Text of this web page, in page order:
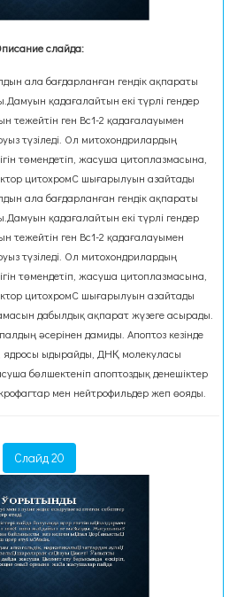
слайда:
ала бағдарланған гендік ақпараты
қадағалайтын екі түрлі гендер
тежейтін ген Вс1-2 қадағалауымен
түзіледі. Ол митохондрилардың
төмендетіп, жасуша цитоплазмасына,
цитохромС шығарылуын азайтады
ала бағдарланған гендік ақпараты
қадағалайтын екі түрлі гендер
тежейтін ген Вс1-2 қадағалауымен
түзіледі. Ол митохондрилардың
төмендетіп, жасуша цитоплазмасына,
цитохромС шығарылуын азайтады
дабылдық ақпарат жүзеге асырады.
әсерінен дамиды. Апоптоз кезінде
ыдырайды, ДНҚ молекуласы
бөлшектеніп апоптоздық денешіктер
мен нейтрофильдер жеп өояды.
Слайд 20